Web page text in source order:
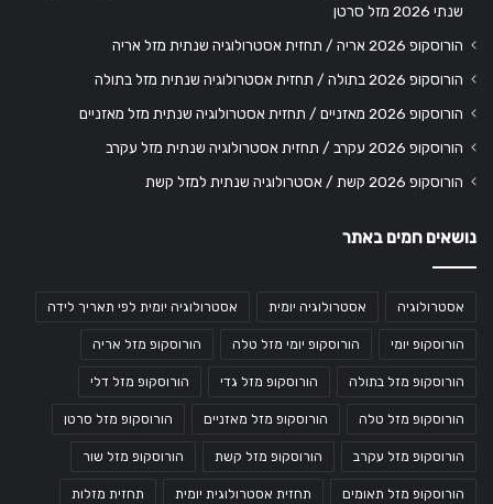
שנתי 2026 מזל סרטן
הורוסקופ 2026 אריה / תחזית אסטרולוגיה שנתית מזל אריה
הורוסקופ 2026 בתולה / תחזית אסטרולוגיה שנתית מזל בתולה
הורוסקופ 2026 מאזניים / תחזית אסטרולוגיה שנתית מזל מאזניים
הורוסקופ 2026 עקרב / תחזית אסטרולוגיה שנתית מזל עקרב
הורוסקופ 2026 קשת / אסטרולוגיה שנתית למזל קשת
נושאים חמים באתר
אסטרולוגיה אסטרולוגיה יומית אסטרולוגיה יומית לפי תאריך לידה
הורוסקופ יומי הורוסקופ יומי מזל טלה הורוסקופ מזל אריה
הורוסקופ מזל בתולה הורוסקופ מזל גדי הורוסקופ מזל דלי
הורוסקופ מזל טלה הורוסקופ מזל מאזניים הורוסקופ מזל סרטן
הורוסקופ מזל עקרב הורוסקופ מזל קשת הורוסקופ מזל שור
הורוסקופ מזל תאומים תחזית אסטרולוגית יומית תחזית מזלות